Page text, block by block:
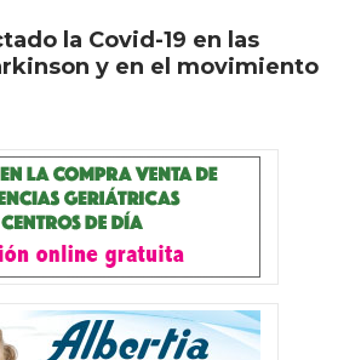
la Covid-19 en las
y en el movimiento